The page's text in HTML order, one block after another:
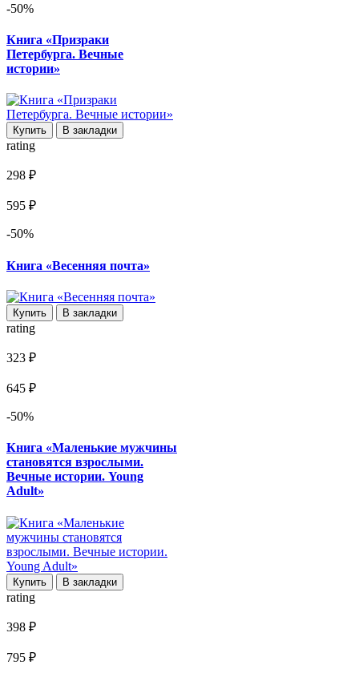
-50%
Книга «Призраки
Петербурга. Вечные
истории»
Купить В закладки
rating
298 ₽
595 ₽
-50%
Книга «Весенняя почта»
Купить В закладки
rating
323 ₽
645 ₽
-50%
Книга «Маленькие мужчины
становятся взрослыми.
Вечные истории. Young
Adult»
Купить В закладки
rating
398 ₽
795 ₽